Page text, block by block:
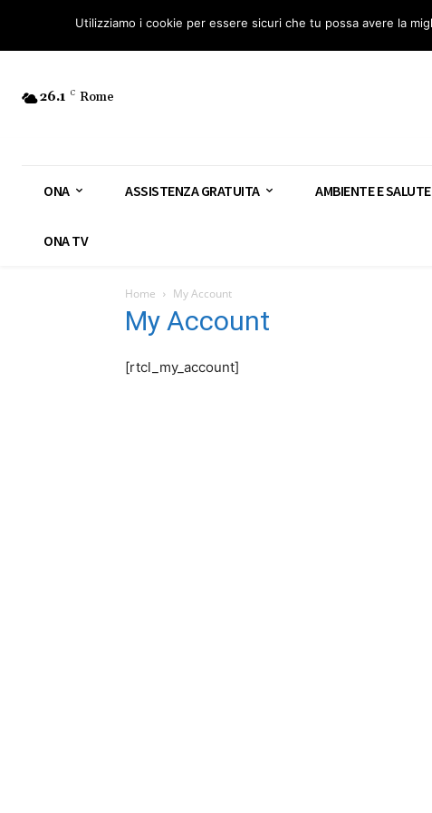
Osservatorio Nazionale Amianto: aderisci Diventa Guardia Nazionale Amianto –
26.1 C Rome
ONA ASSISTENZA GRATUITA AMBIENTE E SALUTE
ONA TV
Home My Account
My Account
[rtcl_my_account]
Utilizziamo i cookie per essere sicuri che tu possa avere la